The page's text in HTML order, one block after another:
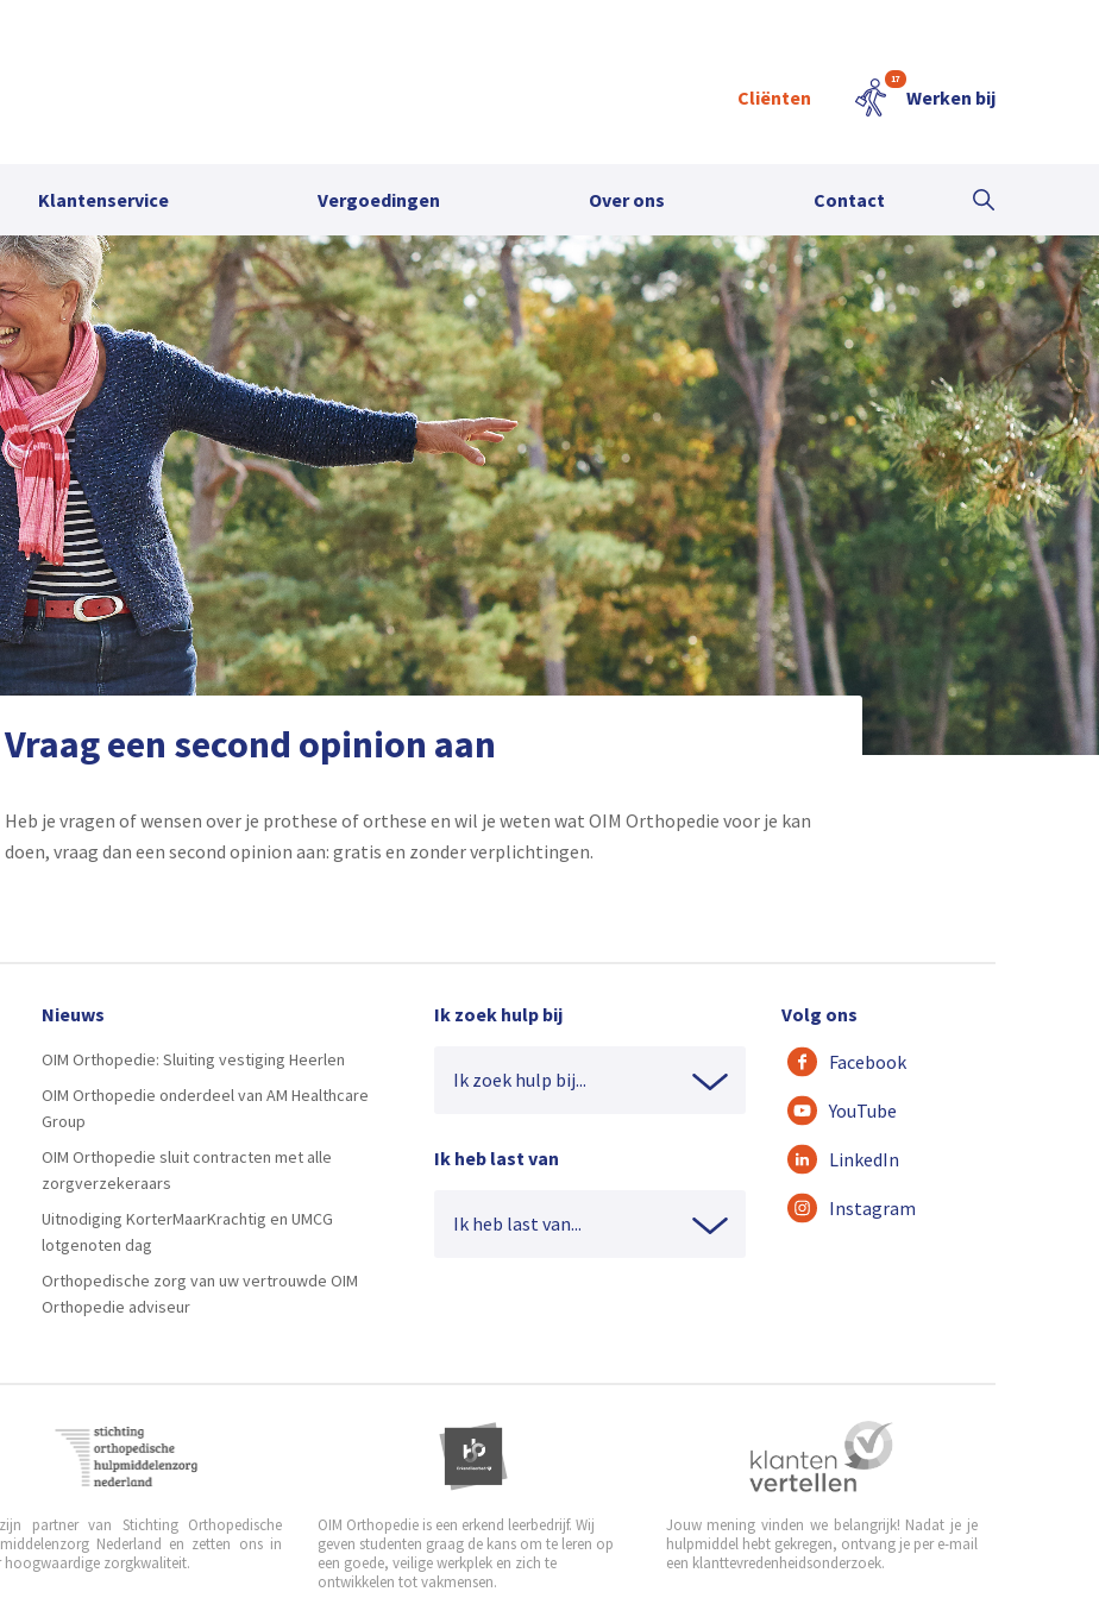
Cliënten
17
Werken bij
Klantenservice Vergoedingen Over ons Contact
Vraag een second opinion aan
Heb je vragen of wensen over je prothese of orthese en wil je weten wat OIM Orthopedie voor je kan
doen, vraag dan een second opinion aan: gratis en zonder verplichtingen.
Nieuws
OIM Orthopedie: Sluiting vestiging Heerlen
OIM Orthopedie onderdeel van AM Healthcare
Group
OIM Orthopedie sluit contracten met alle
zorgverzekeraars
Uitnodiging KorterMaarKrachtig en UMCG
lotgenoten dag
Orthopedische zorg van uw vertrouwde OIM
Orthopedie adviseur
Ik zoek hulp bij
Ik zoek hulp bij...
Ik heb last van
Ik heb last van...
Volg ons
Facebook
YouTube
LinkedIn
Instagram
partner van Stichting Orthopedische
Nederland en zetten ons in
zorgkwaliteit.
OIM Orthopedie is een erkend leerbedrijf. Wij
geven studenten graag de kans om te leren op
een goede, veilige werkplek en zich te
ontwikkelen tot vakmensen.
Jouw mening vinden we belangrijk! Nadat je je
hulpmiddel hebt gekregen, ontvang je per e-mail
een klanttevredenheidsonderzoek.